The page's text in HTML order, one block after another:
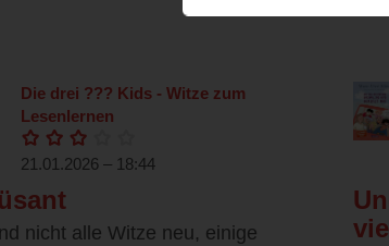
Die drei ??? Kids - Witze zum
Lesenlernen
21.01.2026 – 18:44
nicht alle Witze neu, einige